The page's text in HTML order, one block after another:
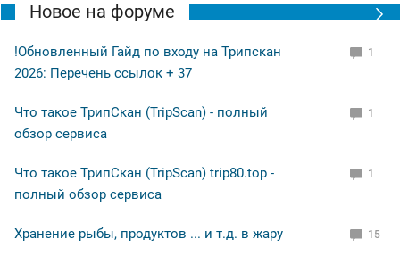
Новое на форуме
!Обновленный Гайд по входу на Трипскан
2026: Перечень ссылок + 37
1
Что такое ТрипСкан (TripScan) - полный
обзор сервиса
1
Что такое ТрипСкан (TripScan) trip80.top -
полный обзор сервиса
1
Хранение рыбы, продуктов ... и т.д. в жару 15